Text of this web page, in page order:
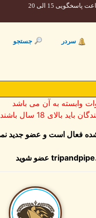
پاسخگویی 15 الی 20
سردر جستجو
وابسته به آن می باشد
18 سال باشند
شده فعال است و عضو جدید
عضو شوید